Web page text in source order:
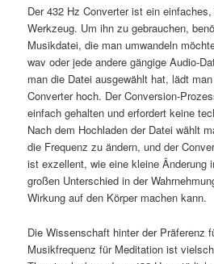
Der 432 Hz Converter ist ein
Werkzeug. Um ihn zu gebrauchen,
Musikdatei, die man umwandeln
wav oder jede andere gängige Audio-
man die Datei ausgewählt hat, lädt
Converter hoch. Der Conversion-
einfach gehalten und erfordert keine
Nach dem Hochladen der Datei wählt
die Frequenz zu ändern, und der
ist exzellent, wie eine kleine Änderung
großen Unterschied in der
Wirkung auf den Körper machen kann.
Die Wissenschaft hinter der Präferenz
Musikfrequenz für Meditation ist